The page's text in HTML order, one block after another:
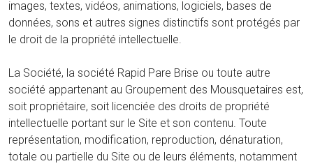
images, textes, vidéos, animations, logiciels, bases de
données, sons et autres signes distinctifs sont protégés par
le droit de la propriété intellectuelle.
La Société, la société Rapid Pare Brise ou toute autre
société appartenant au Groupement des Mousquetaires est,
soit propriétaire, soit licenciée des droits de propriété
intellectuelle portant sur le Site et son contenu. Toute
représentation, modification, reproduction, dénaturation,
totale ou partielle du Site ou de leurs éléments, notamment